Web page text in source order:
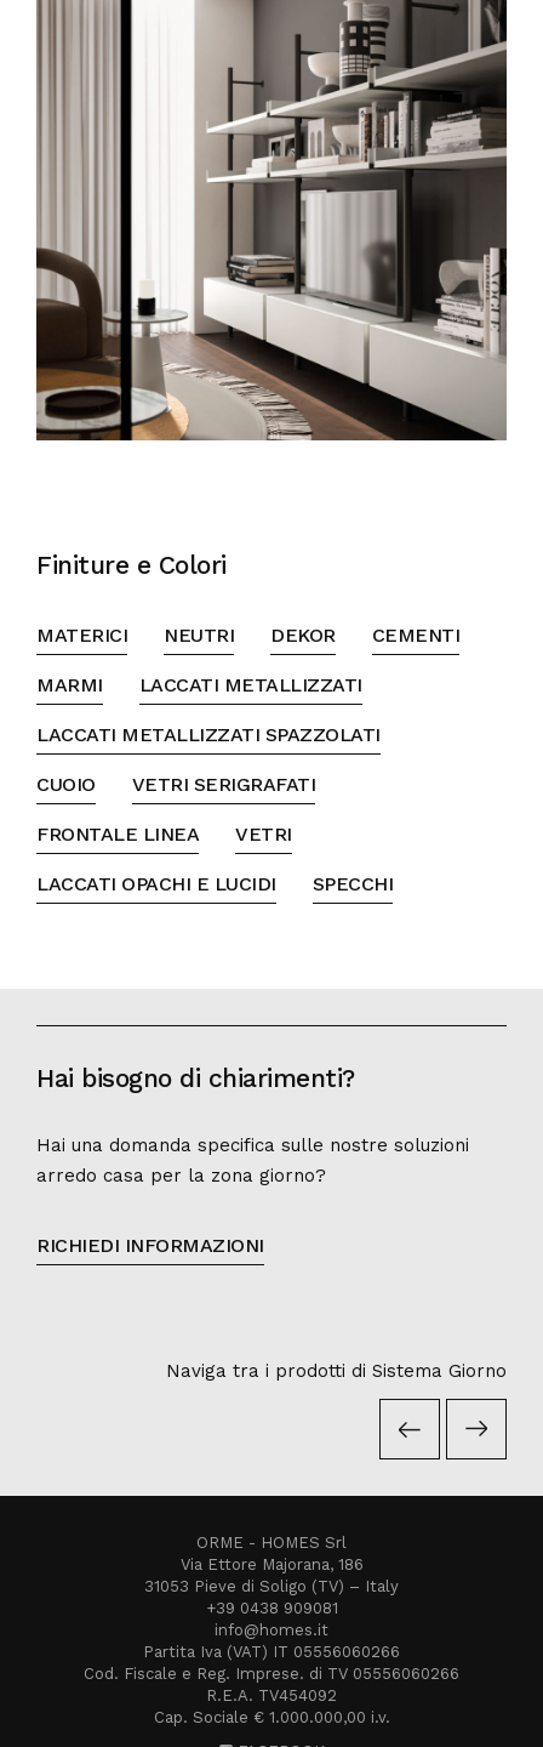
Finiture e Colori
MATERICI NEUTRI DEKOR CEMENTI
MARMI LACCATI METALLIZZATI
LACCATI METALLIZZATI SPAZZOLATI
CUOIO VETRI SERIGRAFATI
FRONTALE LINEA VETRI
LACCATI OPACHI E LUCIDI SPECCHI
Hai bisogno di chiarimenti?
Hai una domanda specifica sulle nostre soluzioni
arredo casa per la zona giorno?
RICHIEDI INFORMAZIONI
Naviga tra i prodotti di Sistema Giorno
ORME - HOMES Srl
Via Ettore Majorana, 186
31053 Pieve di Soligo (TV) – Italy
+39 0438 909081
info@homes.it
Partita Iva (VAT) IT 05556060266
Cod. Fiscale e Reg. Imprese. di TV 05556060266
R.E.A. TV454092
Cap. Sociale € 1.000.000,00 i.v.